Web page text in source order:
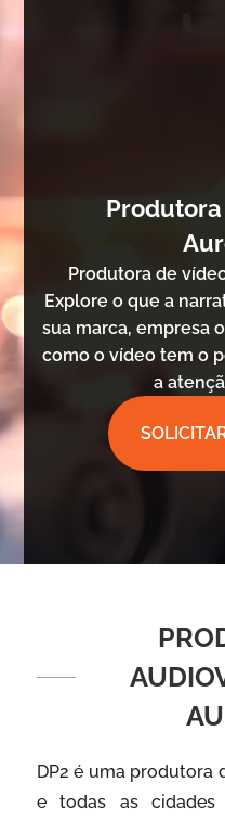
Produtora de
Explore o que a
sua marca, empresa
como o vídeo tem o
a
DP2 é uma produtora
e todas as cidades